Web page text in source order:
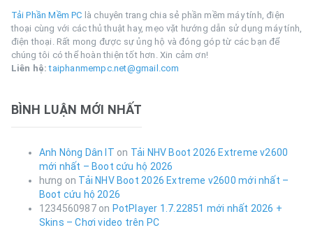
Tải Phần Mềm PC là chuyên trang chia sẻ phần mềm máy tính, điện
thoại cùng với các thủ thuật hay, mẹo vặt hướng dẫn sử dụng máy tính,
điện thoại. Rất mong được sự ủng hộ và đóng góp từ các bạn để
chúng tôi có thể hoàn thiện tốt hơn. Xin cảm ơn!
Liên hệ: taiphanmempc.net@gmail.com
BÌNH LUẬN MỚI NHẤT
Anh Nông Dân IT on Tải NHV Boot 2026 Extreme v2600
mới nhất – Boot cứu hộ 2026
hưng on Tải NHV Boot 2026 Extreme v2600 mới nhất –
Boot cứu hộ 2026
1234560987on PotPlayer 1.7.22851 mới nhất 2026 +
Skins – Chơi video trên PC